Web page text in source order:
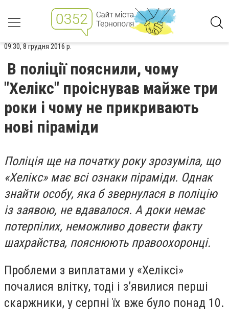
09:30, 8 грудня 2016 р.
В поліції пояснили, чому
"Хелікс" проіснував майже три
роки і чому не прикривають
нові піраміди
Поліція ще на початку року зрозуміла, що
«Хелікс» має всі ознаки піраміди. Однак
знайти особу, яка б звернулася в поліцію
із заявою, не вдавалося. А доки немає
потерпілих, неможливо довести факту
шахрайства, пояснюють правоохоронці.
Проблеми з виплатами у «Хеліксі»
почалися влітку, тоді і з’явилися перші
скаржники, у серпні їх вже було понад 10.